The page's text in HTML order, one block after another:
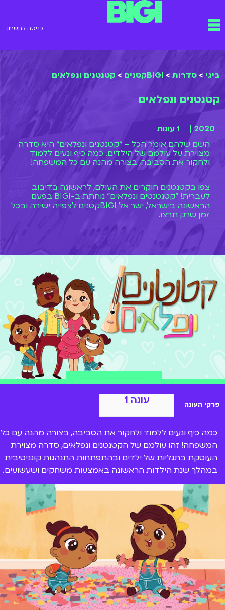
תפריט כניסה לחשבון
ביגי > סדרות > BIGIקטנים > קטנטנים ונפלאים
קטנטנים ונפלאים
2020 |
1 עונות
השם שלהם אומר הכל – ״קטנטנים ונפלאים״ היא סדרה
מצוירת על עולמם של הילדים. כמה כיף ונעים ללמוד
ולחקור את הסביבה, בצורה מהנה עם כל המשפחה!
צפו בקטנטנים חוקרים את העולם, לראשונה בדיבוב
לעברית! "קטנטנטים ונפלאים" נוחתת ב-BIGI בפעם
הראשונה בישראל, ישר אל BIGIקטנים לצפייה ישירה ובכל
זמן שרק תרצו.
הצטרפות ל-BIGI
פרקי העונה עונה 1
כמה כיף ונעים ללמוד ולחקור את הסביבה, בצורה מהנה עם כל
המשפחה! זהו עולמם של הקטנטנים ונפלאים, סדרה מצוירת
העוסקת בתגליות של ילדים ובהתפתחות התנהגות קוגניטיבית
במהלך שנת הילדות הראשונה באמצעות משחקים ושעשועים.